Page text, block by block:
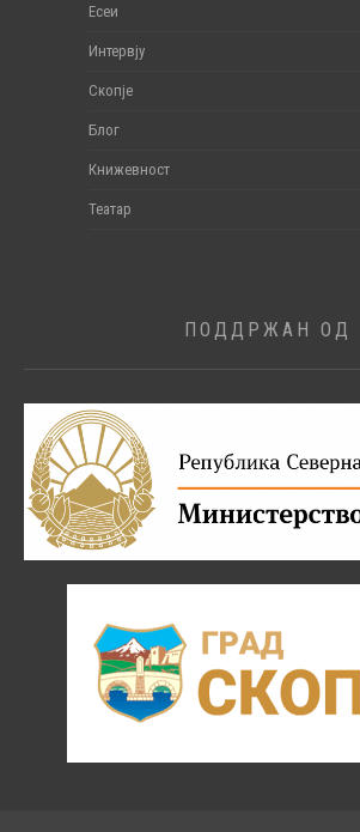
Есеи
Интервју
Скопје
Блог
Книжевност
Театар
ПОДДРЖАН ОД